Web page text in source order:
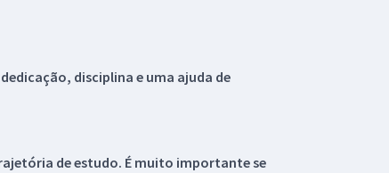
disciplina e uma ajuda de
de estudo. É muito importante se